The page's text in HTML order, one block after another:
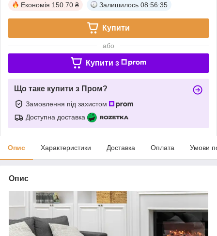
Економія 150.70 ₴ Залишилось 08:56:34
Купити
або
Купити з
Що таке купити з Пром?
Замовлення під захистом
Доступна доставка
Опис Характеристики Доставка Оплата Умови
Опис